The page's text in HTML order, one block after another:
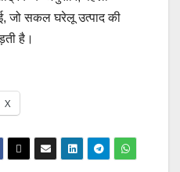
हुई, जो सकल घरेलू उत्पाद की
है।
X